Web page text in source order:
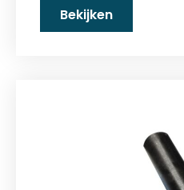
Bekijken